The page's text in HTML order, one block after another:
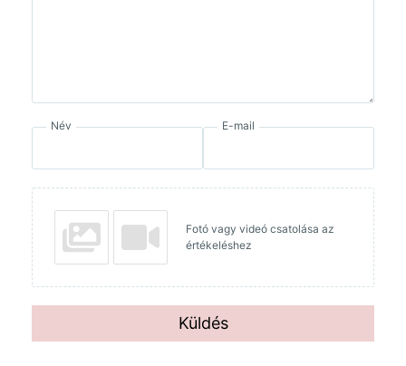
Név E-mail
Fotó vagy videó csatolása az
értékeléshez
Küldés